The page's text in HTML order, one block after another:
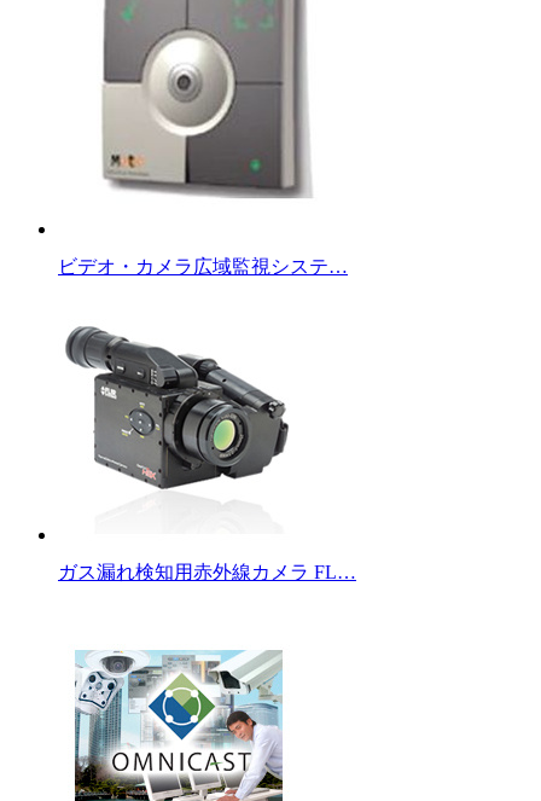
ビデオ・カメラ広域監視システ…
ガス漏れ検知用赤外線カメラ FL…